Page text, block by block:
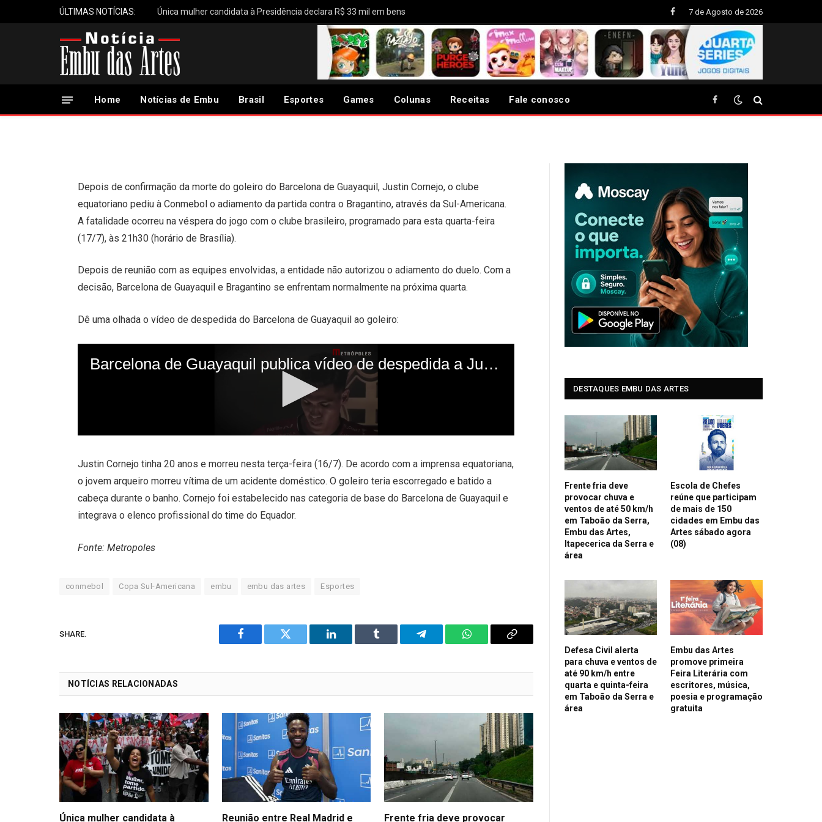
ÚLTIMAS NOTÍCIAS: Única mulher candidata à Presidência declara R$ 33 mil em bens
Facebook
7 de Agosto de 2026
Home Notícias de Embu Brasil Esportes Games Colunas Receitas Fale conosco Facebook
Conmebol preserva jogo do Barcelona de
Guayaquil depois de morte de goleiro
18 de Julho, 2024 Updated: 18 de Julho, 2024
Depois de confirmação da morte do goleiro do Barcelona de Guayaquil, Justin Cornejo, o clube
equatoriano pediu à Conmebol o adiamento da partida contra o Bragantino, através da Sul-Americana.
A fatalidade ocorreu na véspera do jogo com o clube brasileiro, programado para esta quarta-feira
(17/7), às 21h30 (horário de Brasília).
Depois de reunião com as equipes envolvidas, a entidade não autorizou o adiamento do duelo. Com a
decisão, Barcelona de Guayaquil e Bragantino se enfrentam normalmente na próxima quarta.
Dê uma olhada o vídeo de despedida do Barcelona de Guayaquil ao goleiro:
Justin Cornejo tinha 20 anos e morreu nesta terça-feira (16/7). De acordo com a imprensa equatoriana,
o jovem arqueiro morreu vítima de um acidente doméstico. O goleiro teria escorregado e batido a
cabeça durante o banho. Cornejo foi estabelecido nas categoria de base do Barcelona de Guayaquil e
integrava o elenco profissional do time do Equador.
Fonte: Metropoles
conmebol Copa Sul-Americana embu embu das artes Esportes
SHARE.
Facebook Twitter LinkedIn Tumblr Telegram WhatsAppCopy
NOTÍCIAS RELACIONADAS
Única mulher candidata à Reunião entre Real Madrid e Frente fria deve provocar
DESTAQUES EMBU DAS ARTES
Frente fria deve
provocar chuva e
ventos de até 50 km/h
em Taboão da Serra,
Embu das Artes,
Itapecerica da Serra e
área
Escola de Chefes
reúne que participam
de mais de 150
cidades em Embu das
Artes sábado agora
(08)
Defesa Civil alerta
para chuva e ventos de
até 90 km/h entre
quarta e quinta-feira
em Taboão da Serra e
área
Embu das Artes
promove primeira
Feira Literária com
escritores, música,
poesia e programação
gratuita